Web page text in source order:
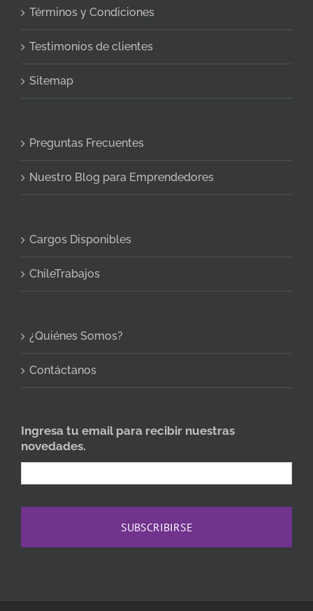
Términos y Condiciones
Testimonios de clientes
Sitemap
Preguntas Frecuentes
Nuestro Blog para Emprendedores
Cargos Disponibles
ChileTrabajos
¿Quiénes Somos?
Contáctanos
Ingresa tu email para recibir nuestras
novedades.